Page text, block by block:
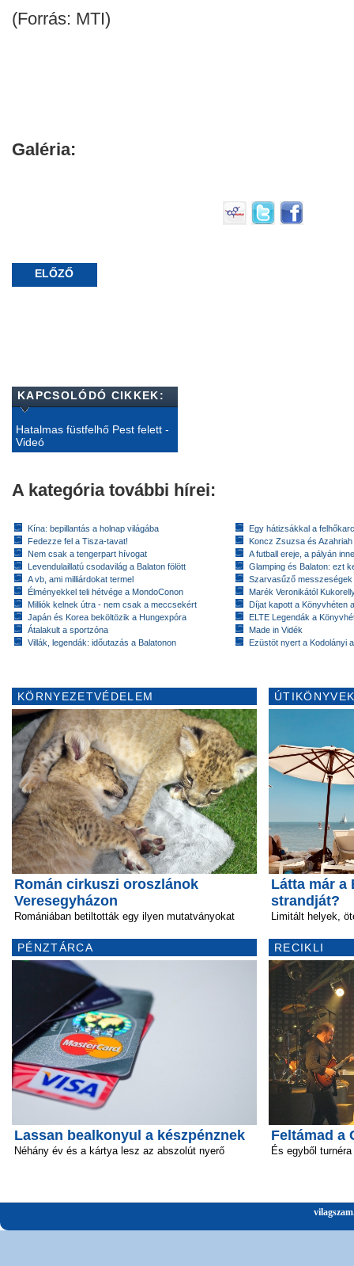
(Forrás: MTI)
Galéria:
ELŐZŐ
KAPCSOLÓDÓ CIKKEK:
Hatalmas füstfelhő Pest felett -
Videó
A kategória további hírei:
Kína: bepillantás a holnap világába
Fedezze fel a Tisza-tavat!
Nem csak a tengerpart hívogat
Levendulaillatú csodavilág a Balaton fölött
A vb, ami milliárdokat termel
Élményekkel teli hétvége a MondoConon
Milliók kelnek útra - nem csak a meccsekért
Japán és Korea beköltözik a Hungexpóra
Átalakult a sportzóna
Villák, legendák: időutazás a Balatonon
Egy hátizsákkal a
Koncz Zsuzsa és
A futball ereje, a pályán
Glamping és Balaton: ezt
Szarvasűző messzeségek
Marék Veronikától
Díjat kapott a Könyvhéten
ELTE Legendák a
Made in Vidék
Ezüstöt nyert a Kodolányi
KÖRNYEZETVÉDELEM
Román cirkuszi oroszlánok
Veresegyházon
Romániában betiltották egy ilyen mutatványokat
PÉNZTÁRCA
Lassan bealkonyul a készpénznek
Néhány év és a kártya lesz az abszolút nyerő
Látta már a
strandját?
Limitált helyek,
RECIKLI
Feltámad a
És egyből